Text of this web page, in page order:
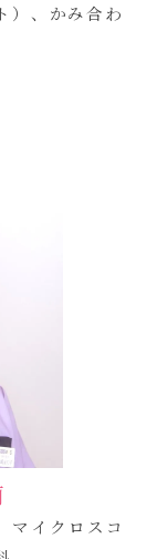
）、かみ合わ
マイクロスコ